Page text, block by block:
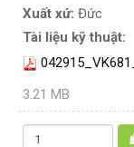
Xuất xứ: Đức
Tài liệu kỹ thuật:
3.21 MB